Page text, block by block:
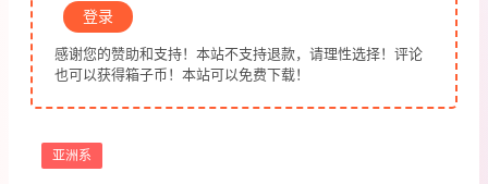
登录
感谢您的赞助和支持！本站不支持退款，请理性选择！评论
也可以获得箱子币！本站可以免费下载！
亚洲系